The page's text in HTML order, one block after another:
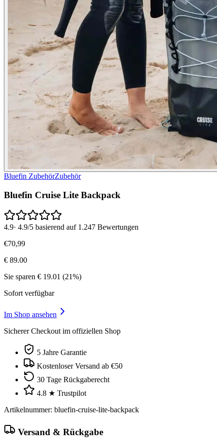
Bluefin ZubehörZubehör
Bluefin Cruise Lite Backpack
4.9· 4.9/5 basierend auf 1.247 Bewertungen
€70,99
€ 89.00
Sie sparen € 19.01 (21%)
Sofort verfügbar
Im Shop ansehen
Sicherer Checkout im offiziellen Shop
5 Jahre Garantie
Kostenloser Versand ab €50
30 Tage Rückgaberecht
4.8 ★ Trustpilot
Artikelnummer: bluefin-cruise-lite-backpack
Versand & Rückgabe